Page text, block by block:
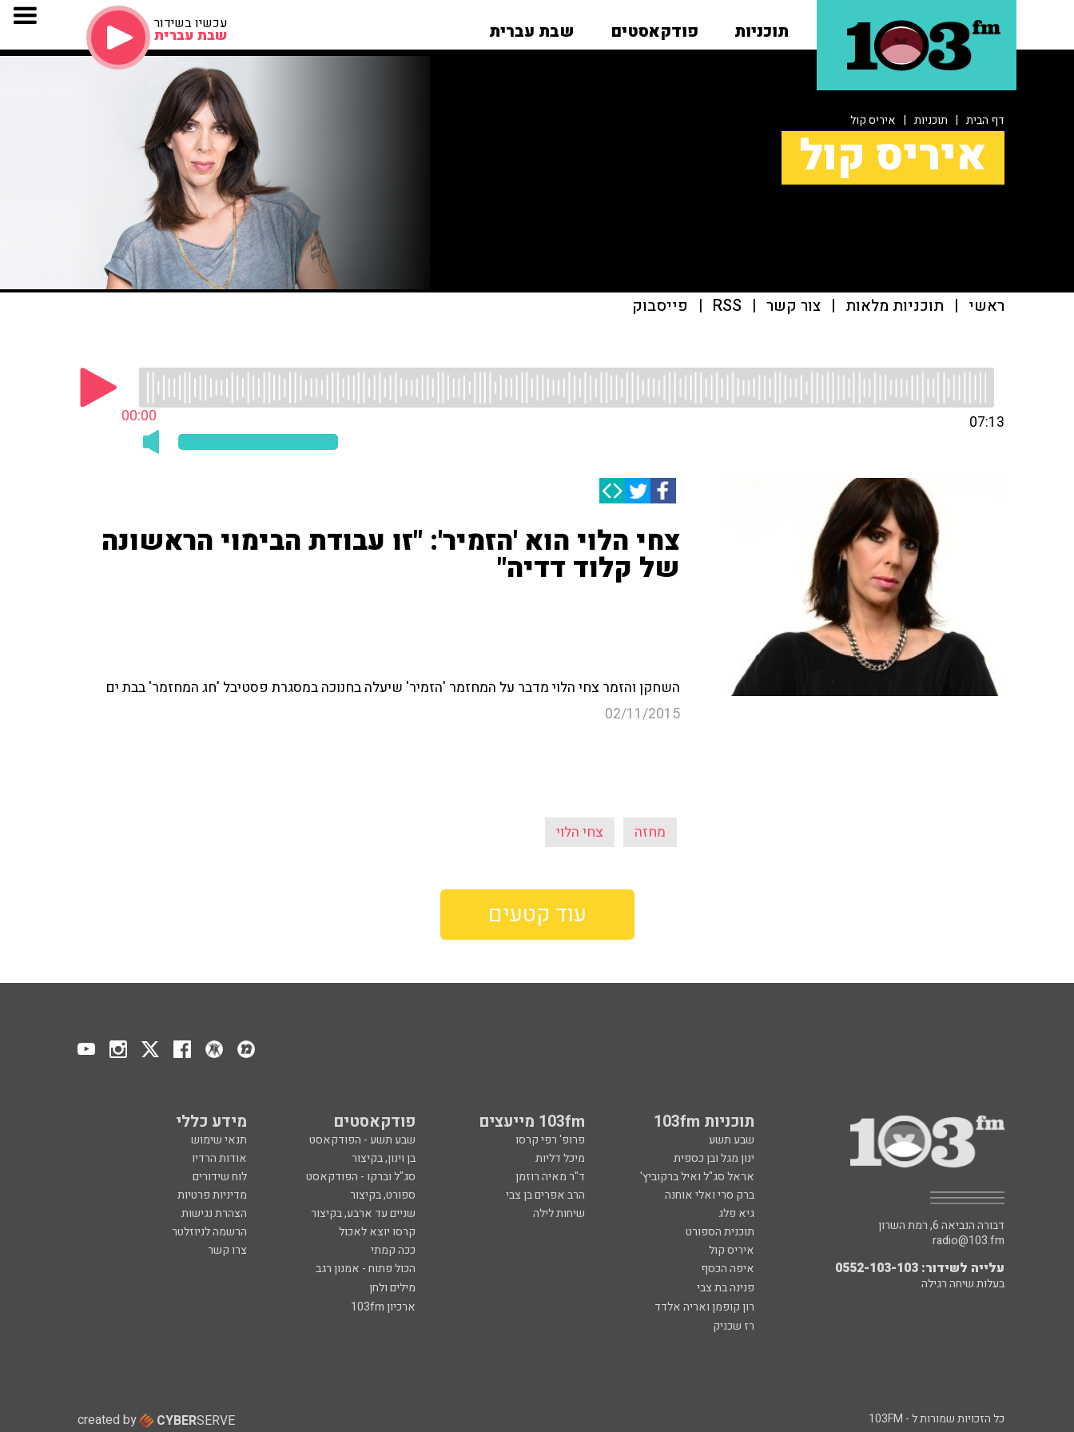
תוכניות פודקאסטים שבת עברית עכשיו בשידור
שבת עברית
דף הבית | תוכניות | איריס קול
איריס קול
ראשי | תוכניות מלאות | צור קשר |
RSS
| פייסבוק
00:00 07:13
צחי הלוי הוא 'הזמיר': "זו עבודת הבימוי הראשונה
של קלוד דדיה"
השחקן והזמר צחי הלוי מדבר על המחזמר 'הזמיר' שיעלה בחנוכה במסגרת פסטיבל 'חג המחזמר' בבת ים
02/11/2015
מחזה צחי הלוי
עוד קטעים
תוכניות 103fm 103fm מייעצים פודקאסטים מידע כללי
שבע תשע פרופ' רפי קרסו שבע תשע - הפודקאסט
תנאי שימוש
ינון מגל ובן כספית
מיכל דליות בן וינון, בקיצור
אודות הרדיו
אראל סג"ל ואיל ברקוביץ'
ד"ר מאיה רוזמן סג"ל וברקו - הפודקאסט
לוח שידורים
ברק סרי ואלי אוחנה
הרב אפרים בן צבי ספורט, בקיצור
מדיניות פרטיות
גיא פלג
שיחות לילה שניים עד ארבע, בקיצור
הצהרת נגישות
תוכנית הספורט
קרסו יוצא לאכול
הרשמה לניוזלטר
איריס קול
ככה קמתי
צרו קשר
איפה הכסף
הכול פתוח - אמנון רגב
פנינה בת צבי
מילים ולחן
רון קופמן ואריה אלדד
ארכיון 103fm
רז שכניק
דבורה הנביאה 6, רמת השרון
radio@103.fm
עלייה לשידור: 0552-103-103
בעלות שיחה רגילה
כל הזכויות שמורות ל - 103FM created by CYBERSERVE